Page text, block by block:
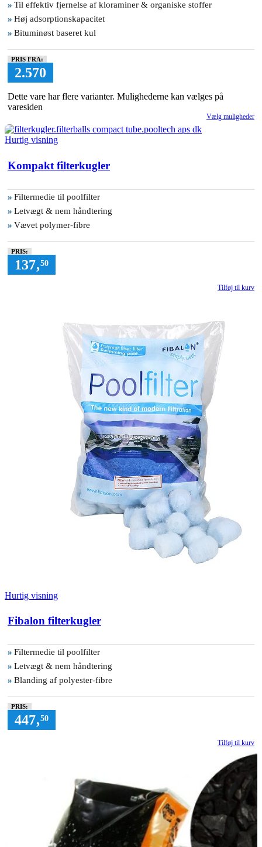
» Til effektiv fjernelse af kloraminer & organiske stoffer
» Høj adsorptionskapacitet
» Bituminøst baseret kul
PRIS FRA:
2.570
Dette vare har flere varianter. Mulighederne kan vælges på
varesiden
Vælg muligheder
Hurtig visning
Kompakt filterkugler
» Filtermedie til poolfilter
» Letvægt & nem håndtering
» Vævet polymer-fibre
PRIS:
137,50
Tilføj til kurv
Hurtig visning
Fibalon filterkugler
» Filtermedie til poolfilter
» Letvægt & nem håndtering
» Blanding af polyester-fibre
PRIS:
447,50
Tilføj til kurv